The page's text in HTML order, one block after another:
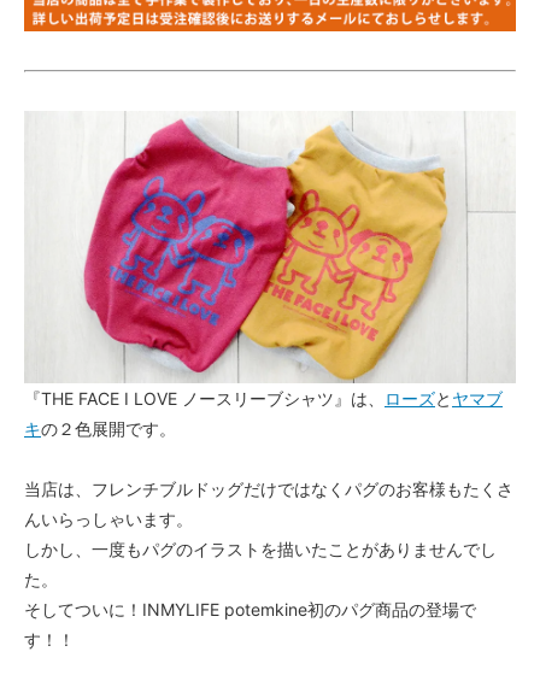
『THE FACE I LOVE ノースリーブシャツ』は、 ローズと ヤマブ
キの２色展開です。
当店は、フレンチブルドッグだけではなくパグのお客様もたくさ
んいらっしゃいます。
しかし、一度もパグのイラストを描いたことがありませんでし
た。
そしてついに！INMYLIFE potemkine初のパグ商品の登場で
す！！